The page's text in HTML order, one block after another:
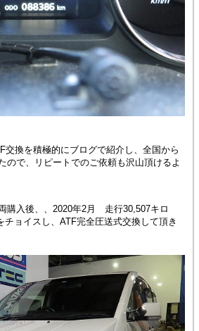
交換を積極的にブログで紹介し、全国から
ので、リピートでのご依頼も沢山頂けるよ
購入後、、2020年2月 走行30,507キロ
チョイスし、ATF完全圧送式交換して頂き